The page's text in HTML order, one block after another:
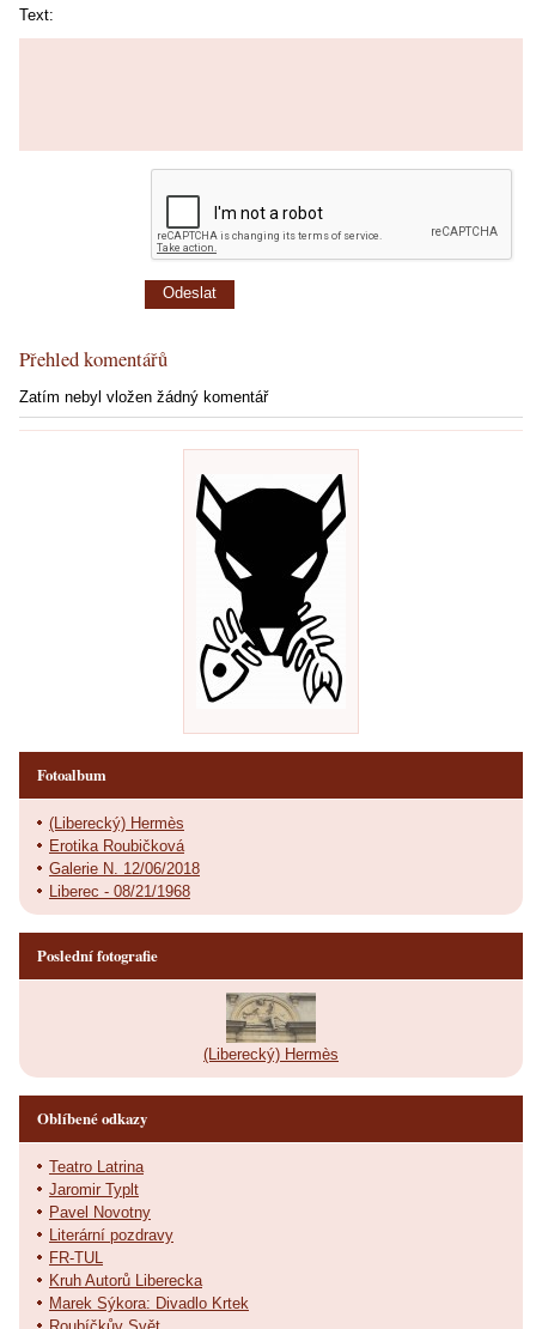
Text:
Přehled komentářů
Zatím nebyl vložen žádný komentář
Fotoalbum
(Liberecký) Hermès
Erotika Roubičková
Galerie N. 12/06/2018
Liberec - 08/21/1968
Poslední fotografie
(Liberecký) Hermès
Oblíbené odkazy
Teatro Latrina
Jaromir Typlt
Pavel Novotny
Literární pozdravy
FR-TUL
Kruh Autorů Liberecka
Marek Sýkora: Divadlo Krtek